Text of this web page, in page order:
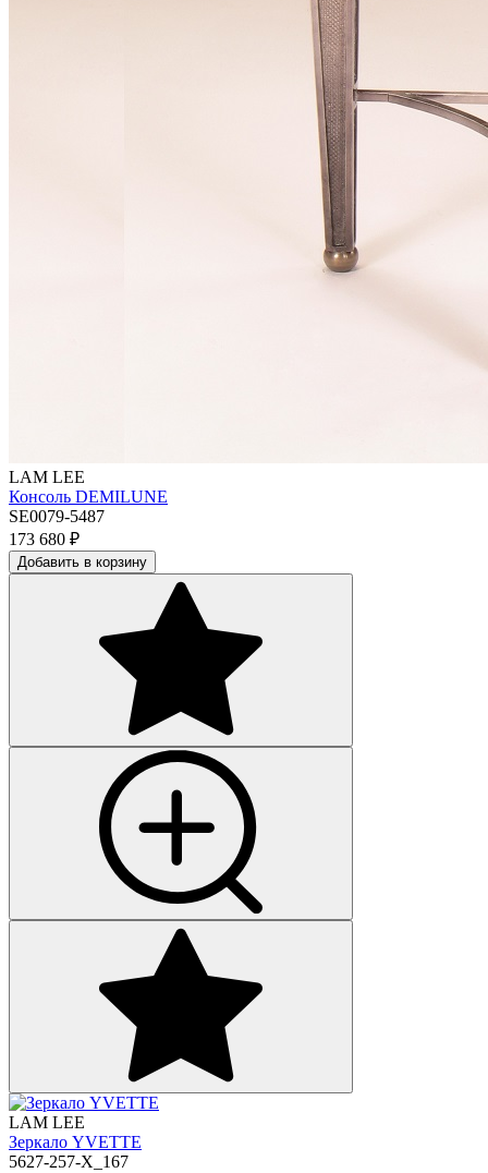
LAM LEE
Консоль DEMILUNE
SE0079-5487
173 680 ₽
Добавить в корзину
LAM LEE
Зеркало YVETTE
5627-257-X_167